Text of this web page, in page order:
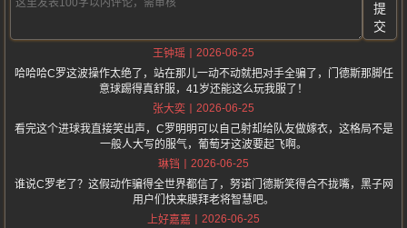
提
交
王钟瑶
2026-06-25
哈哈哈C罗这波操作太绝了，站在那儿一动不动就把对手全骗了，门德斯那脚任
意球踢得真舒服，41岁还能这么玩我服了！
张大奕
2026-06-25
看完这个进球我直接笑出声，C罗明明可以自己射却给队友做嫁衣，这格局不是
一般人大写的服气，葡萄牙这波要起飞啊。
琳铛
2026-06-25
谁说C罗老了？这假动作骗得全世界都信了，努诺门德斯笑得合不拢嘴，黑子网
用户们快来膜拜老将智慧吧。
上好嘉嘉
2026-06-25